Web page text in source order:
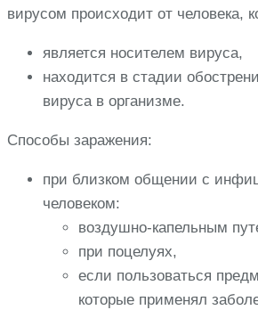
вирусом происходит от человека,
является носителем вируса,
находится в стадии
вируса в организме.
Способы заражения:
при близком общении с
человеком:
воздушно-капельным
при поцелуях,
если пользоваться
которые применял